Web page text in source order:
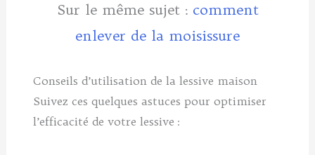
Sur le même sujet : comment
enlever de la moisissure
Conseils d’utilisation de la lessive maison
Suivez ces quelques astuces pour optimiser
l’efficacité de votre lessive :